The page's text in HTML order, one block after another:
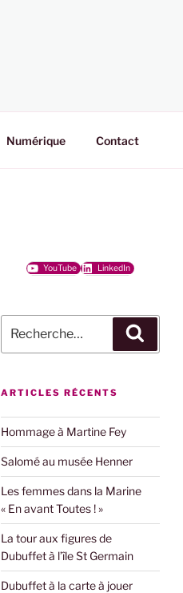
Numérique Contact
YouTube LinkedIn
pour
:
ARTICLES RÉCENTS
Hommage à Martine Fey
Salomé au musée Henner
Les femmes dans la Marine
« En avant Toutes ! »
La tour aux figures de
Dubuffet à l’île St Germain
Dubuffet à la carte à jouer